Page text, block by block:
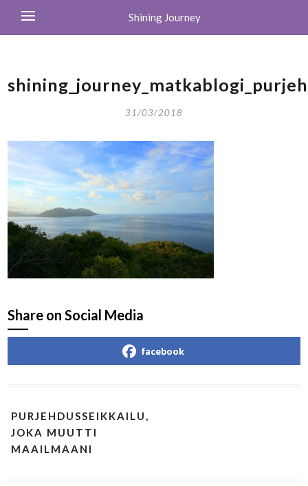
Shining Journey
31/03/2018
Share on Social Media
facebook
PURJEHDUSSEIKKAILU,
JOKA MUUTTI
MAAILMAANI